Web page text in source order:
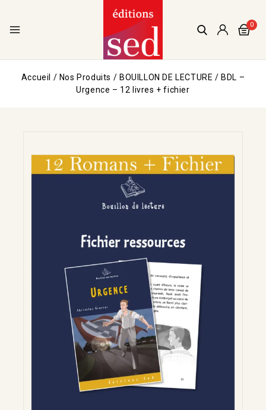
0
Accueil / Nos Produits / BOUILLON DE LECTURE / BDL –
Urgence – 12 livres + fichier